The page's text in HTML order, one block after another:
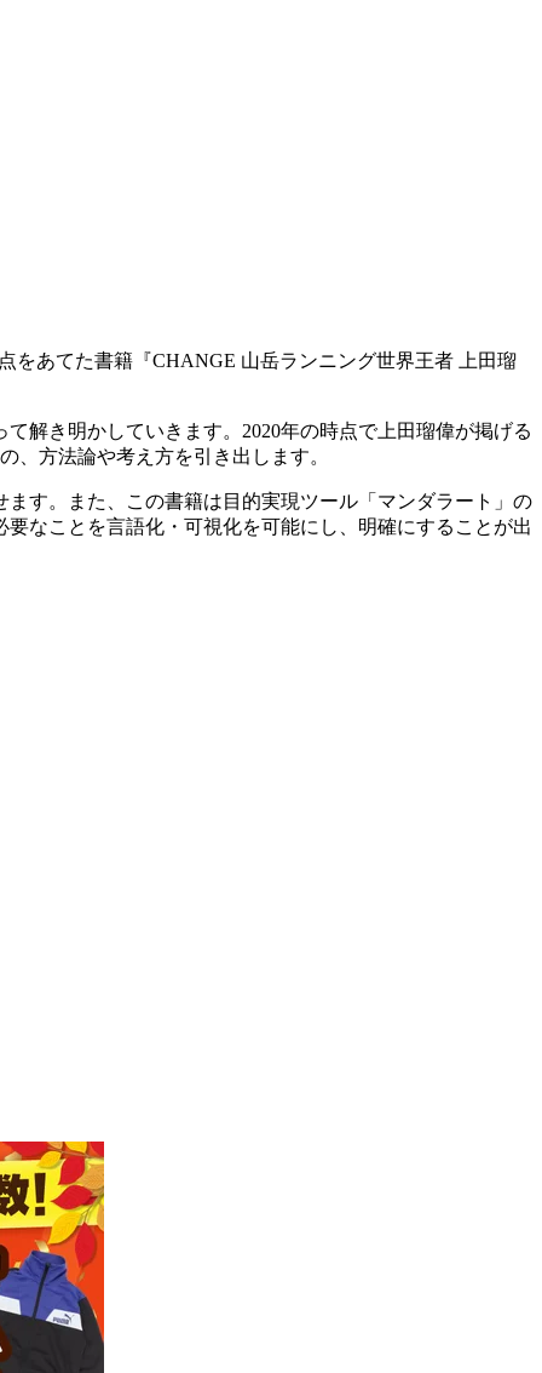
をあてた書籍『CHANGE 山岳ランニング世界王者 上田瑠
解き明かしていきます。2020年の時点で上田瑠偉が掲げる
、方法論や考え方を引き出します。
す。また、この書籍は目的実現ツール「マンダラート」の
なことを言語化・可視化を可能にし、明確にすることが出